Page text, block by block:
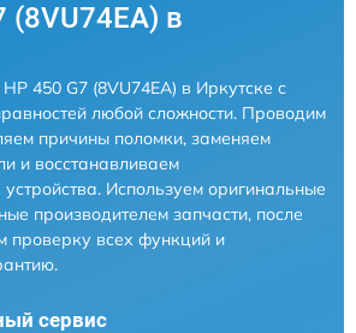
(8VU74EA) в
450 G7 (8VU74EA) в Иркутске с
любой сложности. Проводим
причины поломки, заменяем
и восстанавливаем
устройства. Используем оригинальные
производителем запчасти, после
проверку всех функций и
сервис